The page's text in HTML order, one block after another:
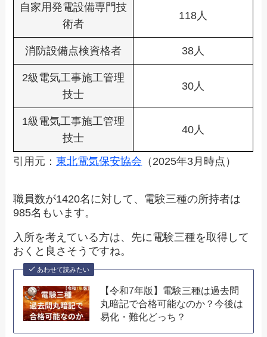
自家用発電設備専門技
術者
118人
消防設備点検資格者 38人
2級電気工事施工管理
技士
30人
1級電気工事施工管理
技士
40人
引用元：東北電気保安協会 （2025年3月時点）
職員数が1420名に対して、電験三種の所持者は
985名もいます。
入所を考えている方は、先に電験三種を取得して
おくと良さそうですね。
あわせて読みたい
【令和7年版】電験三種は過去問
丸暗記で合格可能なのか？今後は
易化・難化どっち？